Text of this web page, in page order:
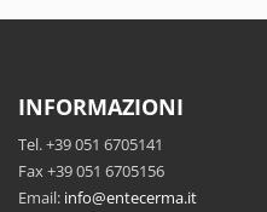
INFORMAZIONI
Tel. +39 051 6705141
Fax +39 051 6705156
Email: info@entecerma.it